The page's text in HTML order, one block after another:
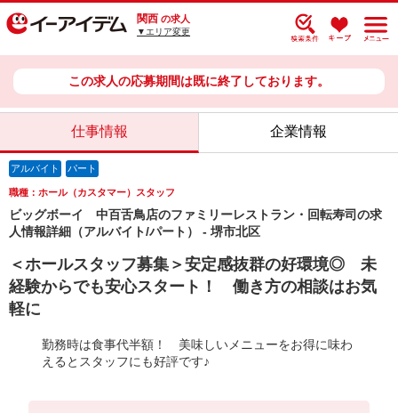
関西 の求人
▼エリア変更
この求人の応募期間は既に終了しております。
仕事情報 企業情報
アルバイト パート
職種：ホール（カスタマー）スタッフ
ビッグボーイ 中百舌鳥店のファミリーレストラン・回転寿司の求
人情報詳細（アルバイト/パート） - 堺市北区
＜ホールスタッフ募集＞安定感抜群の好環境◎ 未
経験からでも安心スタート！ 働き方の相談はお気
軽に
勤務時は食事代半額！ 美味しいメニューをお得に味わ
えるとスタッフにも好評です♪